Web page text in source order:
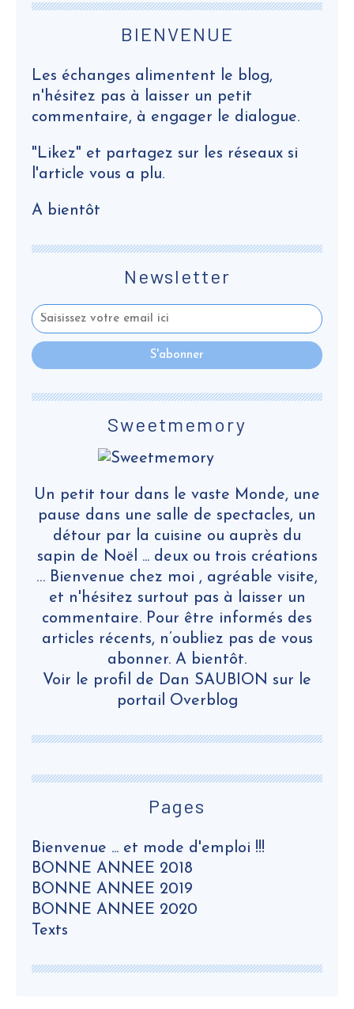
Newsletter
Pages
Bienvenue ... et mode d'emploi !!!
BONNE ANNEE 2018
BONNE ANNEE 2019
BONNE ANNEE 2020
Texts
Sweetmemory
Un petit tour dans le vaste Monde, une
pause dans une salle de spectacles, un
détour par la cuisine ou auprès du
sapin de Noël ... deux ou trois créations
… Bienvenue chez moi , agréable visite,
et n'hésitez surtout pas à laisser un
commentaire. Pour être informés des
articles récents, n’oubliez pas de vous
abonner. A bientôt.
Voir le profil de Dan SAUBION sur le
portail Overblog
BIENVENUE
Les échanges alimentent le blog,
n'hésitez pas à laisser un petit
commentaire, à engager le dialogue.
"Likez" et partagez sur les réseaux si
l'article vous a plu.
A bientôt